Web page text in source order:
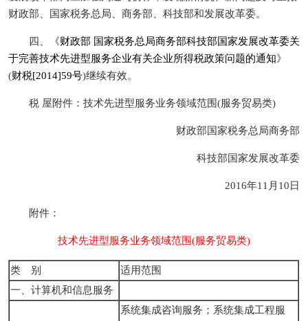
财政部、国家税务总局、商务部、科技部和发展改革委。
四、《财政部 国家税务总局商务部科技部国家发展改革委关
于完善技术先进型服务企业有关企业所得税政策问题的通知》
(财税[2014]59号)继续有效。
税 屋附件：技术先进型服务业务领域范围(服务贸易类)
财政部国家税务总局商务部
科技部国家发展改革委
2016年11月10日
附件：
技术先进型服务业务领域范围(服务贸易类)
类 别
适用范围
一、计算机和信息服务
系统集成咨询服务；系统集成工程服